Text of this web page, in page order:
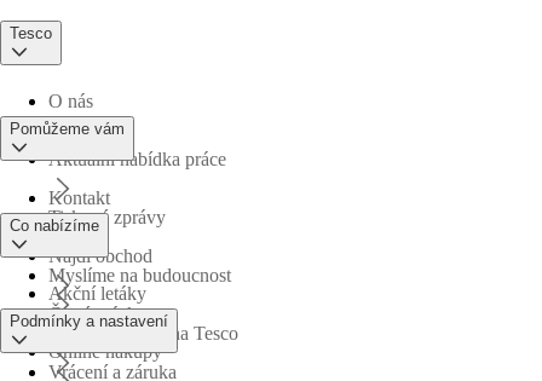
Tesco
O nás
Aktuální nabídka práce
Tiskové zprávy
Myslíme na budoucnost
Obchodní skupina Tesco
Pomůžeme vám
Kontakt
Najdi obchod
Časté otázky
Vrácení a záruka
Co nabízíme
Akční letáky
Online nákupy
Podmínky a nastavení